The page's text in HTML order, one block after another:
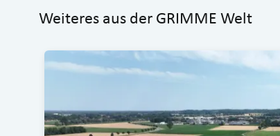
Weiteres aus der GRIMME Welt